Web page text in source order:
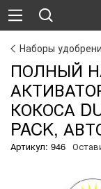
Наборы
ПОЛНЫЙ
КОКОСА
PACK,
Артикул: 946